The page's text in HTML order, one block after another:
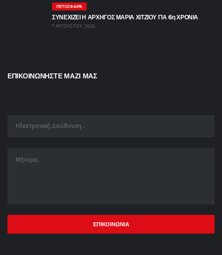
ΠΕΤΌΣΦΑΙΡΑ
ΣΥΝΕΧΙΖΕΙ Η ΑΡΧΗΓΟΣ ΜΑΡΙΑ ΧΙΤΖΙΟΥ ΓΙΑ 6η ΧΡΟΝΙΑ
7 ΑΥΓΟΎΣΤΟΥ, 2026
ΕΠΙΚΟΙΝΩΝΗΣΤΕ ΜΑΖΙ ΜΑΣ